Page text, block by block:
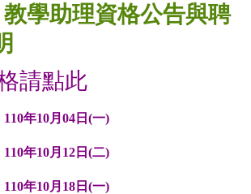
教學助理資格公告與聘
請點此
年10月04日(一)
年10月12日(二)
年10月18日(一)